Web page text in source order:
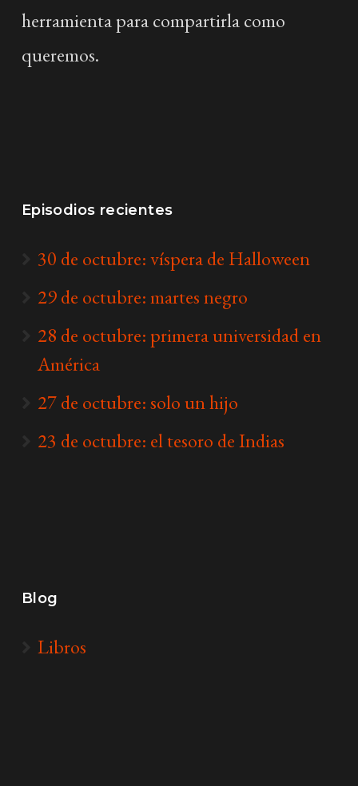
herramienta para compartirla como
queremos.
Episodios recientes
30 de octubre: víspera de Halloween
29 de octubre: martes negro
28 de octubre: primera universidad en
América
27 de octubre: solo un hijo
23 de octubre: el tesoro de Indias
Blog
Libros